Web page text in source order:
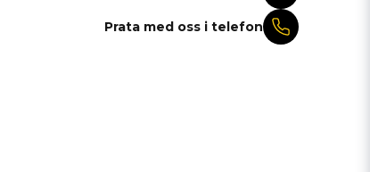
Prata med oss i telefon